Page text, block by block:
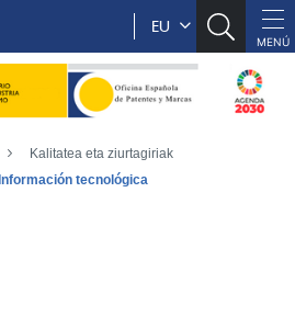
EU
Kalitatea eta ziurtagiriak
Información tecnológica